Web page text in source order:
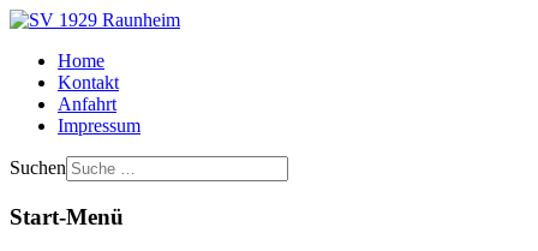
Home
Kontakt
Anfahrt
Impressum
Suchen
Start-Menü